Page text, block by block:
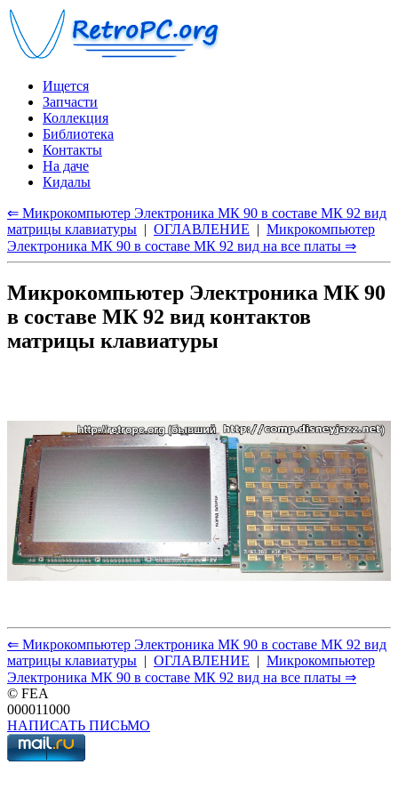
Ищется
Запчасти
Коллекция
Библиотека
Контакты
На даче
Кидалы
⇐ Микрокомпьютер Электроника МК 90 в составе МК 92 вид
матрицы клавиатуры | ОГЛАВЛЕНИЕ | Микрокомпьютер
Электроника МК 90 в составе МК 92 вид на все платы ⇒
Микрокомпьютер Электроника МК 90
в составе МК 92 вид контактов
матрицы клавиатуры
⇐ Микрокомпьютер Электроника МК 90 в составе МК 92 вид
матрицы клавиатуры | ОГЛАВЛЕНИЕ | Микрокомпьютер
Электроника МК 90 в составе МК 92 вид на все платы ⇒
© FEA
000011000
НАПИСАТЬ ПИСЬМО